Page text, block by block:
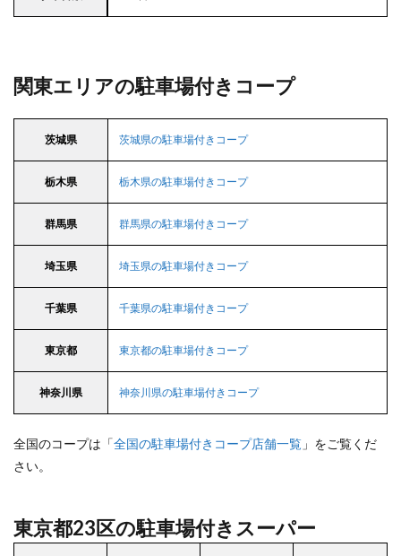
関東エリアの駐車場付きコープ
茨城県 茨城県の駐車場付きコープ
栃木県 栃木県の駐車場付きコープ
群馬県 群馬県の駐車場付きコープ
埼玉県 埼玉県の駐車場付きコープ
千葉県 千葉県の駐車場付きコープ
東京都 東京都の駐車場付きコープ
神奈川県 神奈川県の駐車場付きコープ
全国のコープは「全国の駐車場付きコープ店舗一覧 」をご覧くだ
さい。
東京都23区の駐車場付きスーパー